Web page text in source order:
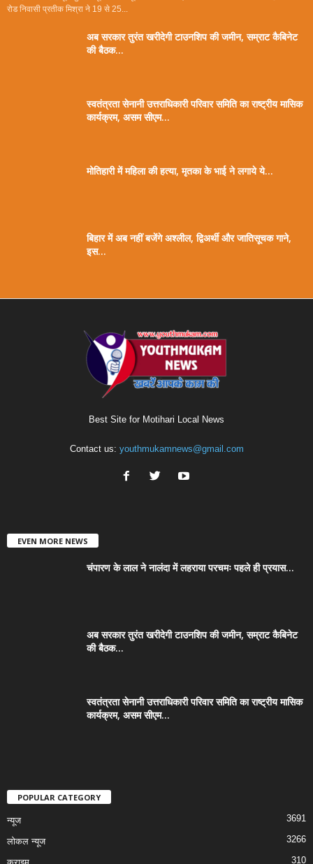
रोड निवासी प्रतीक मिश्रा ने 19 से 25...
अब सरकार तुरंत खरीदेगी टाउनशिप की जमीन, सम्राट कैबिनेट
की बैठक...
स्वतंत्रता सेनानी उत्तराधिकारी परिवार समिति का राष्ट्रीय मासिक
कार्यक्रम, असम सीएम...
मोतिहारी में महिला की हत्या, मृतका के भाई ने लगाये ये...
बिहार में अब नहीं बजेंगे अश्लील, द्विअर्थी और जातिसूचक गाने,
इस...
Best Site for Motihari Local News
Contact us: youthmukamnews@gmail.com
EVEN MORE NEWS
चंपारण के लाल ने नालंदा में लहराया परचमः पहले ही प्रयास...
अब सरकार तुरंत खरीदेगी टाउनशिप की जमीन, सम्राट कैबिनेट
की बैठक...
स्वतंत्रता सेनानी उत्तराधिकारी परिवार समिति का राष्ट्रीय मासिक
कार्यक्रम, असम सीएम...
POPULAR CATEGORY
न्यूज 3691
लोकल न्यूज 3266
310